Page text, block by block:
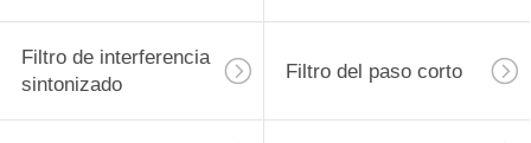
Filtro de interferencia
sintonizado
Filtro del paso corto